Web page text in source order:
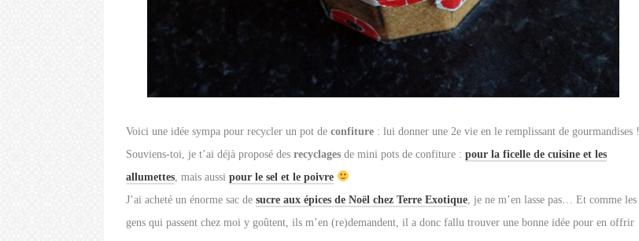
Voici une idée sympa pour recycler un pot deconfiture : lui donner une 2e vie en le remplissant de gourmandises !
Souviens-toi, je t’ai déjà proposé desrecyclages de mini pots de confiture :pour la ficelle de cuisine et les
allumettes , mais aussipour le sel et le poivre
J’ai acheté un énorme sac desucre aux épices de Noël chez Terre Exotique , je ne m’en lasse pas… Et comme les
gens qui passent chez moi y goûtent, ils m’en (re)demandent, il a donc fallu trouver une bonne idée pour en offrir